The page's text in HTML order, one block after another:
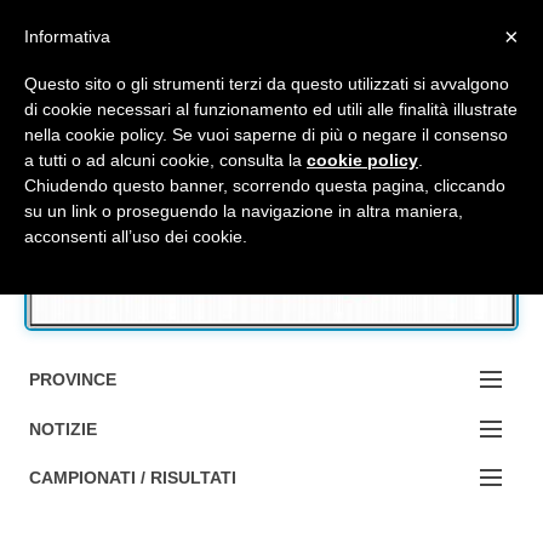
Accedi / Registrati
Contattaci
PROVINCE
EDIZIONE:
BOLOGNA
NOTIZIE
NOTIZIE:
CAMPIONATI / RISULTATI
×
Informativa
Questo sito o gli strumenti terzi da questo utilizzati si avvalgono
di cookie necessari al funzionamento ed utili alle finalità illustrate
nella cookie policy. Se vuoi saperne di più o negare il consenso
a tutti o ad alcuni cookie, consulta la cookie policy
Chiudendo questo banner, scorrendo questa pagina, cliccando
su un link o proseguendo la navigazione in altra maniera,
acconsenti all’uso dei cookie.